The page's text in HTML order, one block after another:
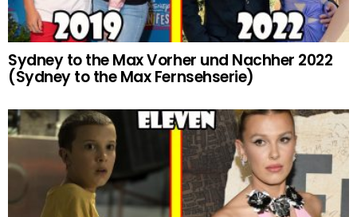
Sydney to the Max Vorher und Nachher 2022
(Sydney to the Max Fernsehserie)